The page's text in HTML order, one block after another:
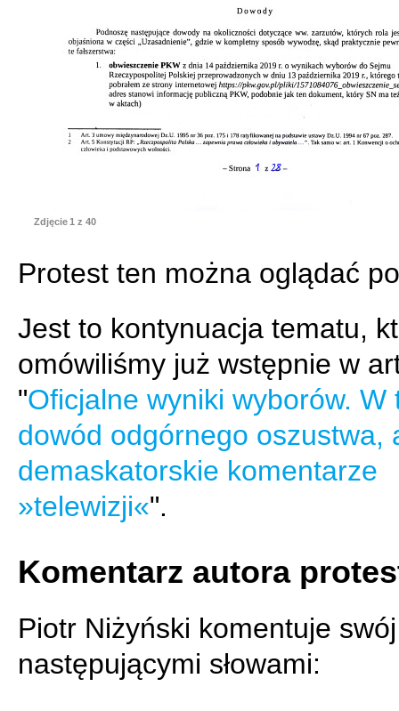
Zdjęcie1 z 40
Protest ten można oglądać
Jest to kontynuacja tematu,
omówiliśmy już wstępnie w
"Oficjalne wyniki wyborów. W
dowód odgórnego oszustwa,
demaskatorskie komentarze
»telewizji«".
Komentarz autora
Piotr Niżyński komentuje
następującymi słowami: